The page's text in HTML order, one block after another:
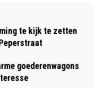
BIJ
ZAANDAM
te kijk te zetten
goederenwagons